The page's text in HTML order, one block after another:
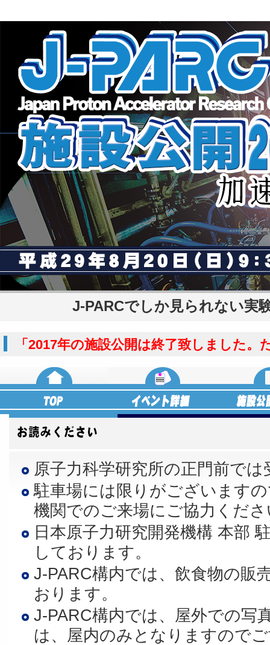
J-PARCでしか見られない実
「2017年の施設公開は終了致しました
原子力科学研究所の正門前で
駐車場には限りがございます
機関でのご来場にご協力くだ
日本原子力研究開発機構 本部
しております。
J-PARC構内では、飲食物の販
おります。
J-PARC構内では、屋外での写
は、屋内のみとなりますので